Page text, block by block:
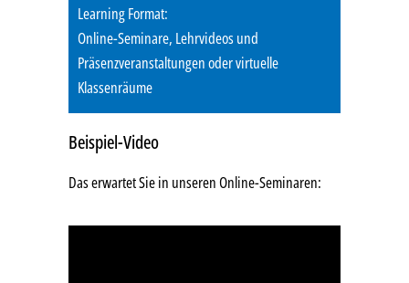
Learning Format:
Online-Seminare, Lehrvideos und
Präsenzveranstaltungen oder virtuelle
Klassenräume
Beispiel-Video
Das erwartet Sie in unseren Online-Seminaren: